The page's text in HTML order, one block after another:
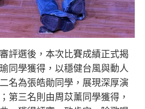
評選後，本次比賽成績正式揭
同學獲得，以穩健台風與動人
名為張皓勛同學，展現深厚演
第三名則由周苡薰同學獲得，